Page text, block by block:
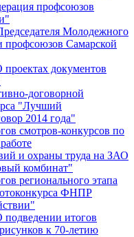
профсоюзов
Молодежного
профсоюзов Самарской
документов
договорной
"Лучший
2014 года"
смотров-конкурсов по
и охраны труда на ЗАО
комбинат"
регионального этапа
ФНПР
итогов
к 70-летию